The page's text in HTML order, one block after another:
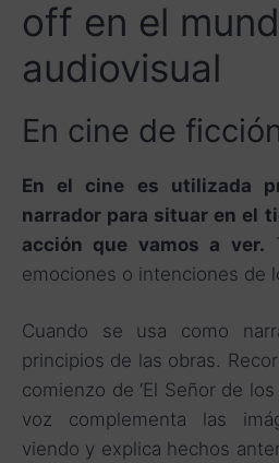
off en el
audiovisual
En cine de
En el cine es utilizada
narrador para situar en el
acción que vamos a ver.
emociones o intenciones de
Cuando se usa como
principios de las obras.
comienzo de ‘El Señor de
voz complementa las
viendo y explica hechos